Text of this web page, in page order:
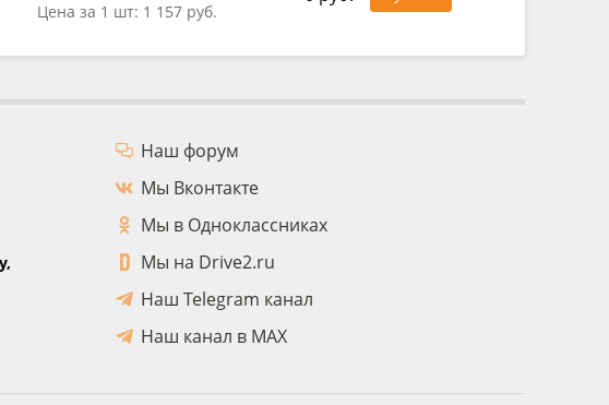
Цена за 1 шт: 1 157 руб.
Наш форум
Мы Вконтакте
Мы в Одноклассниках
Мы на Drive2.ru
Наш Telegram канал
Наш канал в MAX